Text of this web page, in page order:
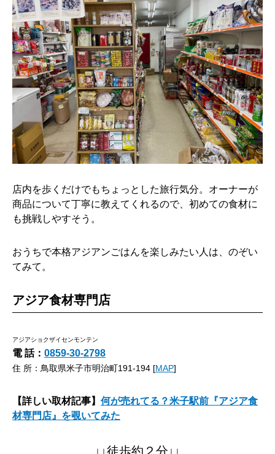
店内を歩くだけでもちょっとした旅行気分。オーナーが
商品について丁寧に教えてくれるので、初めての食材に
も挑戦しやすそう。
おうちで本格アジアンごはんを楽しみたい人は、のぞい
てみて。
アジア食材専門店
アジアショクザイセンモンテン
電 話： 0859-30-2798
住 所：鳥取県米子市明治町191-194 [MAP]
【詳しい取材記事】 何が売れてる？米子駅前『アジア食
材専門店』を覗いてみた
↓↓徒歩約２分↓↓